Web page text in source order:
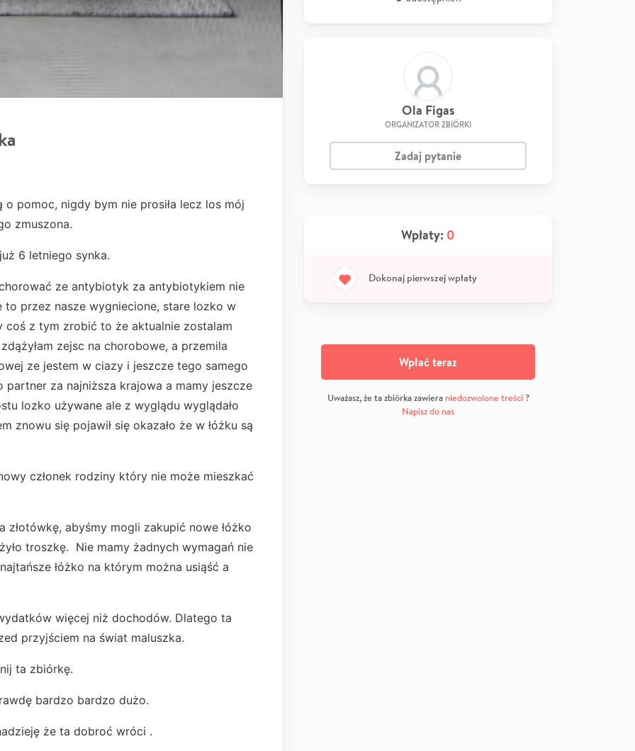
pomoc, nigdy bym nie prosiła lecz los mój
zmuszona.
6 letniego synka.
ze antybiotyk za antybiotykiem nie
to przez nasze wygniecione, stare lozko w
coś z tym zrobić to że aktualnie zostalam
zejsc na chorobowe, a przemila
ze jestem w ciazy i jeszcze tego samego
za najniższa krajowa a mamy jeszcze
lozko używane ale z wyglądu wyglądało
znowu się pojawił się okazało że w łóżku są
członek rodziny który nie może mieszkać
abyśmy mogli zakupić nowe łóżko
troszkę. Nie mamy żadnych wymagań nie
łóżko na którym można usiąść a
więcej niż dochodów. Dlatego ta
przyjściem na świat maluszka.
ta zbiórkę.
bardzo bardzo dużo.
że ta dobroć wróci .
Ola Figas
ORGANIZATOR ZBIÓRKI
Zadaj pytanie
Wpłaty: 0
Dokonaj pierwszej wpłaty
Wpłać teraz
Uważasz, że ta zbiórka zawiera niedozwolone treści?
Napisz do nas